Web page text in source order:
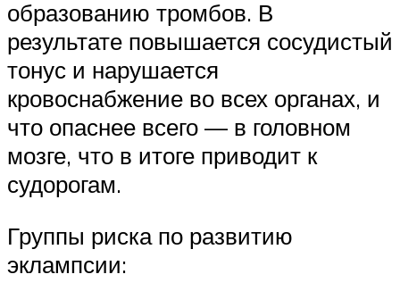
образованию тромбов. В
результате повышается сосудистый
тонус и нарушается
кровоснабжение во всех органах, и
что опаснее всего — в головном
мозге, что в итоге приводит к
судорогам.
Группы риска по развитию
эклампсии: